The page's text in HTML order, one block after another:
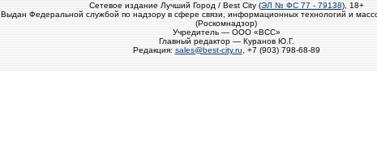
Сетевое издание Лучший Город / Best City (ЭЛ № ФС 77 - 79138), 18+
Выдан Федеральной службой по надзору в сфере связи, информационных технологий и
(Роскомнадзор)
Учредитель — ООО «ВСС»
Главный редактор — Куранов Ю.Г.
Редакция: sales@best-city.ru , +7 (903) 798-68-89